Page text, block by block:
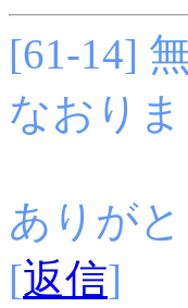
[61-14]
なおり
ありが
[返信]